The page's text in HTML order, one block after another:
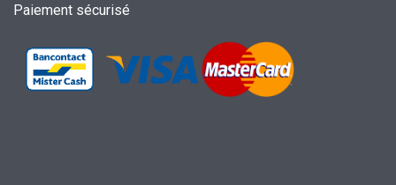
Paiement sécurisé